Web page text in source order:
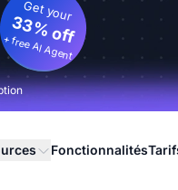
Get your
33% off
+ free AI Agent
Fonctionnalités